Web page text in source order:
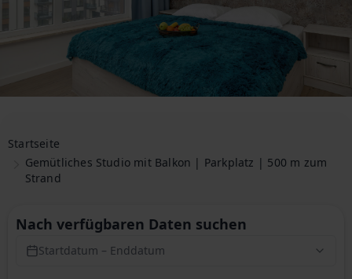
Startseite
Gemütliches Studio mit Balkon | Parkplatz | 500 m zum
Strand
Nach verfügbaren Daten suchen
Startdatum – Enddatum